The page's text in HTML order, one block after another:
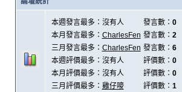
本週發言最多：沒有人 發言數： 0
本月發言最多： CharlesFen 發言數： 2
三月發言最多： CharlesFen 發言數： 6
本週評價最多：沒有人
評價數： 0
本月評價最多：沒有人
評價數： 0
三月評價最多： 雞仔嘜 評價數： 1